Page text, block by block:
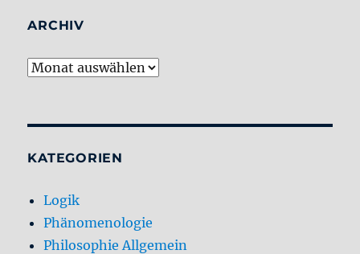
ARCHIV
Archiv
KATEGORIEN
Logik
Phänomenologie
Philosophie Allgemein